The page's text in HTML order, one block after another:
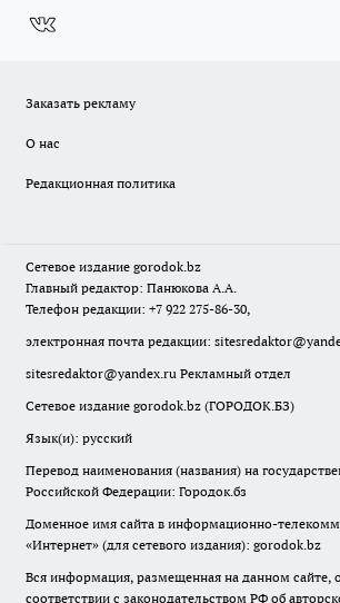
Заказать рекламу
О нас
Редакционная политика
Сетевое издание gorodok.bz
Главный редактор: Панюкова А.А.
Телефон редакции: +7 922 275-86-30,
электронная почта редакции:
sitesredaktor@yandex.ru Рекламный отдел
Сетевое издание gorodok.bz (ГОРОДОК.БЗ)
Язык(и): русский
Перевод наименования (названия) на
Российской Федерации: Городок.бз
Доменное имя сайта в информационно-
«Интернет» (для сетевого издания): gorodok.bz
Вся информация, размещенная на данном сайте,
соответствии с законодательством РФ об